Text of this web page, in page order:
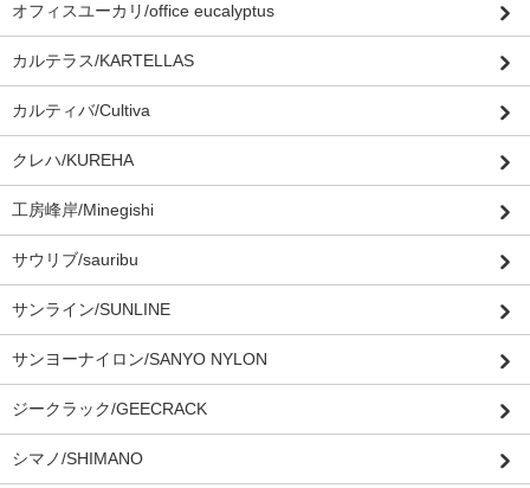
オフィスユーカリ/office eucalyptus
カルテラス/KARTELLAS
カルティバ/Cultiva
クレハ/KUREHA
工房峰岸/Minegishi
サウリブ/sauribu
サンライン/SUNLINE
サンヨーナイロン/SANYO NYLON
ジークラック/GEECRACK
シマノ/SHIMANO